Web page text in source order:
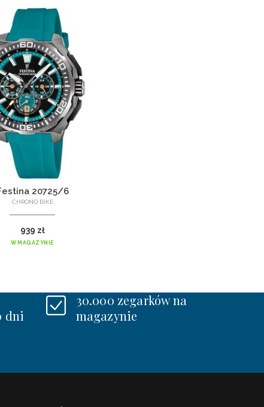
20725/6
CHRONO BIKE
939 zł
W MAGAZYNIE
dni
30.000 zegarków na
magazynie